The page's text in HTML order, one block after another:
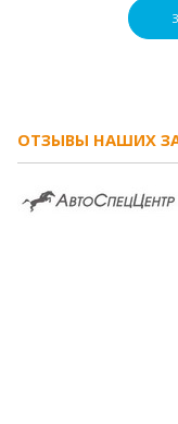
ОТЗЫВЫ НАШИХ